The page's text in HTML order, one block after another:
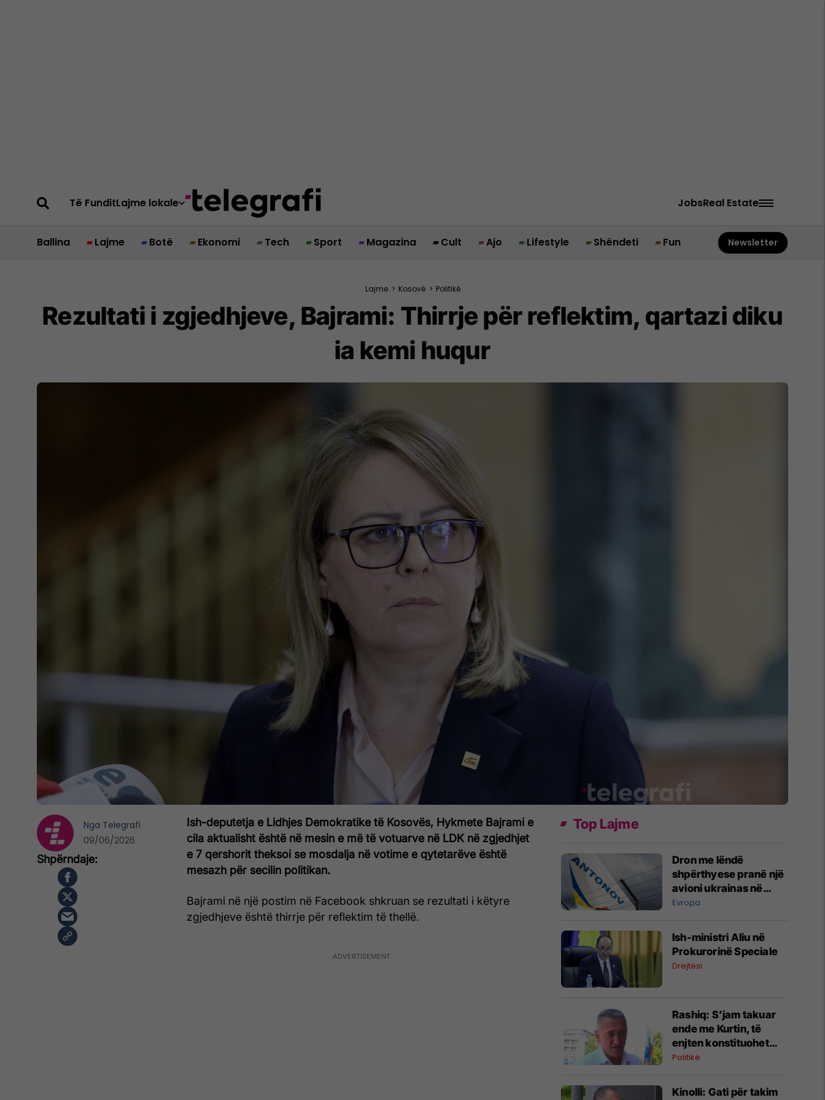
Të FunditLajme lokale JobsReal Estate
Ballina Lajme Botë Ekonomi Tech Sport Magazina Cult Ajo Lifestyle Shëndeti Fun Newsletter
Lajme > Kosovë > Politikë
Rezultati i zgjedhjeve, Bajrami: Thirrje për reflektim, qartazi diku
ia kemi huqur
Ish-deputetja e Lidhjes Demokratike të Kosovës, Hykmete Bajrami e
cila aktualisht është në mesin e më të votuarve në LDK në zgjedhjet
e 7 qershorit theksoi se mosdalja në votime e qytetarëve është
mesazh për secilin politikan.
Bajrami në një postim në Facebook shkruan se rezultati i këtyre
zgjedhjeve është thirrje për reflektim të thellë.
Nga Telegrafi
09/06/2026
Top Lajme
Dron me lëndë
shpërthyese pranë një
avioni ukrainas në
Leipzig
Evropa
Ish-ministri ​Aliu në
Prokurorinë Speciale
Drejtësi
​Rashiq: S’jam takuar
ende me Kurtin, të
enjten konstituohet
kuvendi por s’votohet
Politikë
Kinolli: Gati për takim